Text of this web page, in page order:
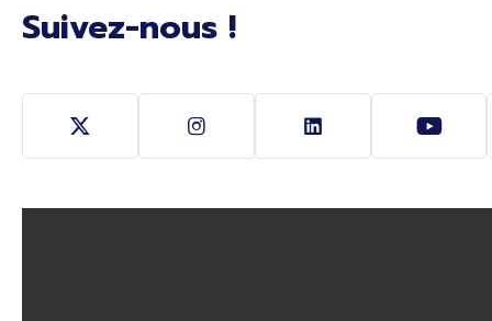
Suivez-nous !
Suivez-nous sur Twitter (Ouverture nouvelle
Suivez-nous sur Instagram
Suivez-nous sur